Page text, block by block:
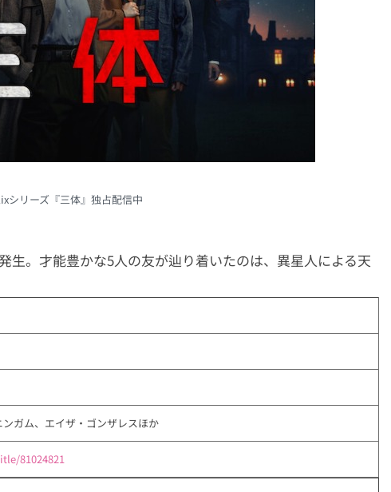
シリーズ『三体』独占配信中
生。才能豊かな5人の友が辿り着いたのは、異星人による天
ガム、エイザ・ゴンザレスほか
81024821